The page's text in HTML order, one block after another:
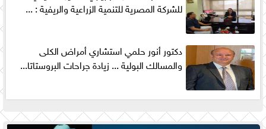
للشركة المصرية للتنمية الزراعية والريفية : ...
دكتور أنور حلمي استشاري أمراض الكلى
والمسالك البولية ... زيادة جراحات البروستاتا...